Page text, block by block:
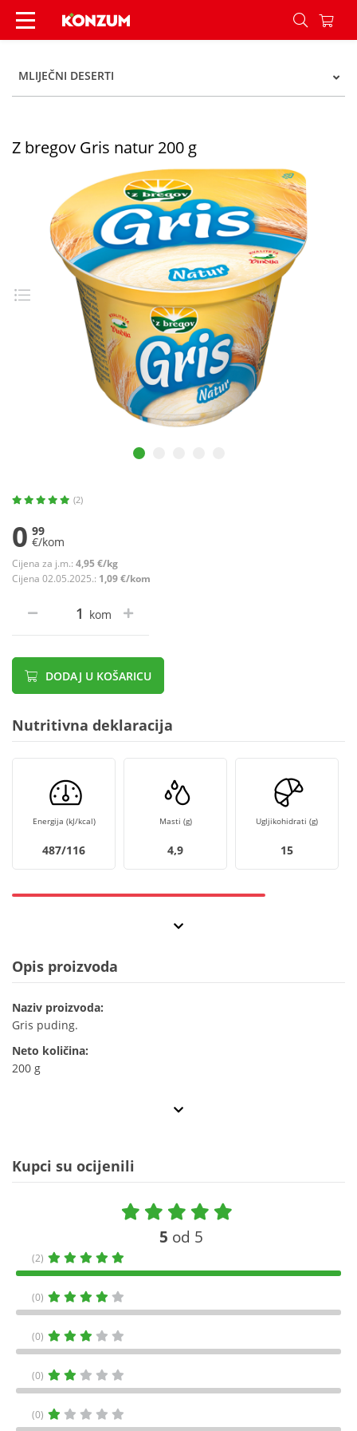
Z bregov Gris natur 200 g - Konzum
MLIJEČNI DESERTI
Z bregov Gris natur 200 g
(2)
0 99
€/kom
Cijena za j.m.: 4,95 €/kg
Cijena 02.05.2025.: 1,09 €/kom
kom
DODAJ U KOŠARICU
Nutritivna deklaracija
Energija (kJ/kcal)
487/116
Masti (g)
4,9
Ugljikohidrati (g)
15
Opis proizvoda
Naziv proizvoda:
Gris puding.
Neto količina:
200 g
Kupci su ocijenili
5 od 5
(2)
(0)
(0)
(0)
(0)